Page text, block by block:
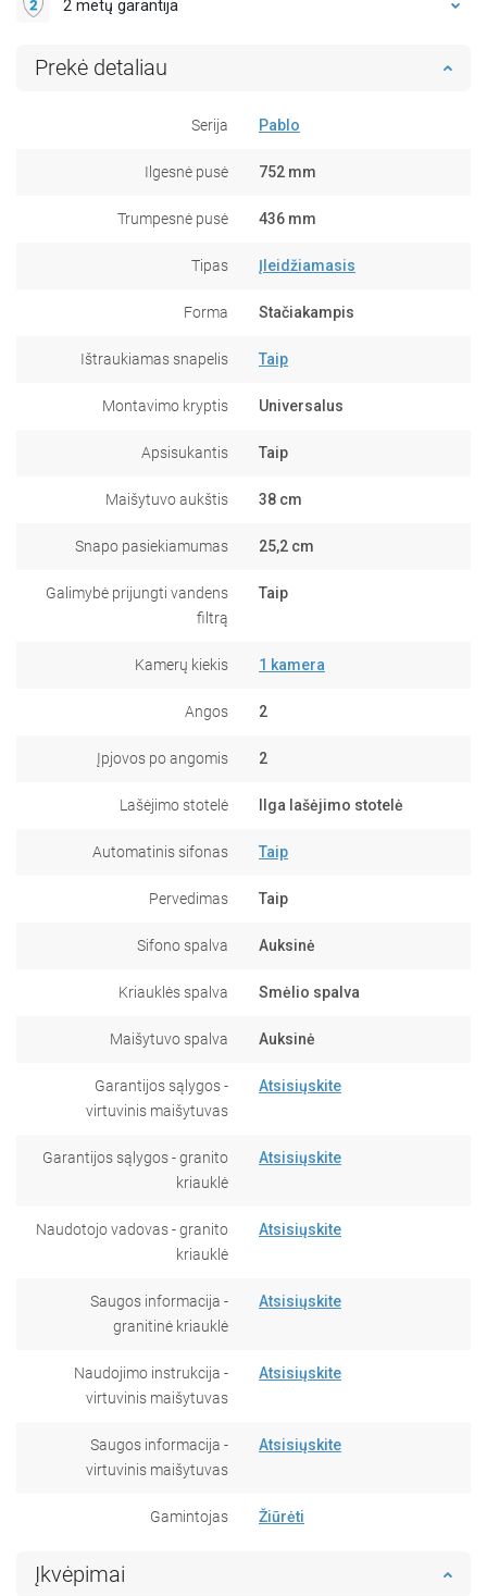
2 metų garantija
Prekė detaliau
Serija Pablo
Ilgesnė pusė 752 mm
Trumpesnė pusė 436 mm
Tipas Įleidžiamasis
Forma Stačiakampis
Ištraukiamas snapelis Taip
Montavimo kryptis Universalus
Apsisukantis Taip
Maišytuvo aukštis 38 cm
Snapo pasiekiamumas 25,2 cm
Galimybė prijungti vandens
filtrą
Taip
Kamerų kiekis 1 kamera
Angos 2
Įpjovos po angomis 2
Lašėjimo stotelė Ilga lašėjimo stotelė
Automatinis sifonas Taip
Pervedimas Taip
Sifono spalva Auksinė
Kriauklės spalva Smėlio spalva
Maišytuvo spalva Auksinė
Garantijos sąlygos -
virtuvinis maišytuvas
Atsisiųskite
Garantijos sąlygos - granito
kriauklė
Atsisiųskite
Naudotojo vadovas - granito
kriauklė
Atsisiųskite
Saugos informacija -
granitinė kriauklė
Atsisiųskite
Naudojimo instrukcija -
virtuvinis maišytuvas
Atsisiųskite
Saugos informacija -
virtuvinis maišytuvas
Atsisiųskite
Gamintojas Žiūrėti
Įkvėpimai